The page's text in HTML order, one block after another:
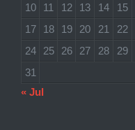
10
11 12 13 14 15
17
18 19 20 21 22
24
25 26 27 28 29
31
« Jul